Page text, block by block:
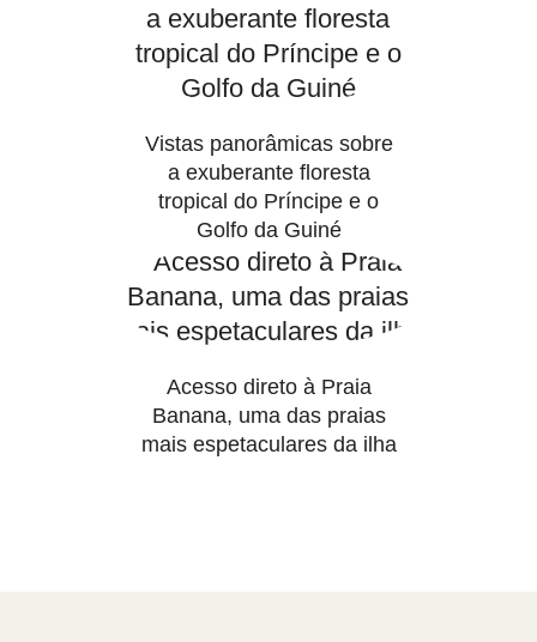
Vistas panorâmicas sobre
a exuberante floresta
tropical do Príncipe e o
Golfo da Guiné
Acesso direto à Praia
Banana, uma das praias
mais espetaculares da ilha